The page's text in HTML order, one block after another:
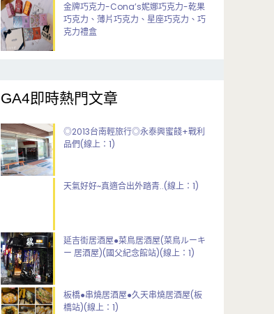
金牌巧克力-Cona’s妮娜巧克力-乾果
巧克力、薄片巧克力、星座巧克力、巧
克力禮盒
GA4即時熱門文章
◎2013台南輕旅行◎永泰興蜜餞+戰利
品們(線上：1)
天氣好好~真適合出外踏青..(線上：1)
延吉街居酒屋●菜鳥居酒屋(菜鳥ルーキ
ー 居酒屋)(國父紀念館站)(線上：1)
板橋●串燒居酒屋●久天串燒居酒屋(板
橋站)(線上：1)